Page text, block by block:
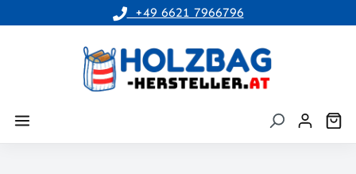
+49 6621 7966796